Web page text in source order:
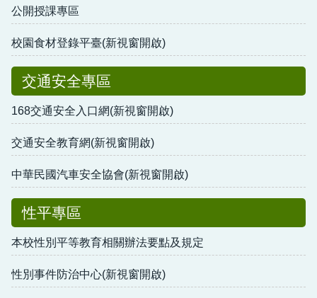
公開授課專區
校園食材登錄平臺(新視窗開啟)
交通安全專區
168交通安全入口網(新視窗開啟)
交通安全教育網(新視窗開啟)
中華民國汽車安全協會(新視窗開啟)
性平專區
本校性別平等教育相關辦法要點及規定
性別事件防治中心(新視窗開啟)